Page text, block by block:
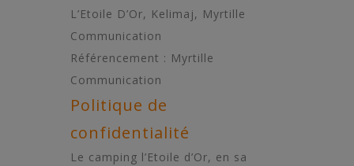
L’Etoile D’Or, Kelimaj, Myrtille
Communication
Référencement : Myrtille
Communication
Politique de
confidentialité
Le camping l’Etoile d’Or, en sa